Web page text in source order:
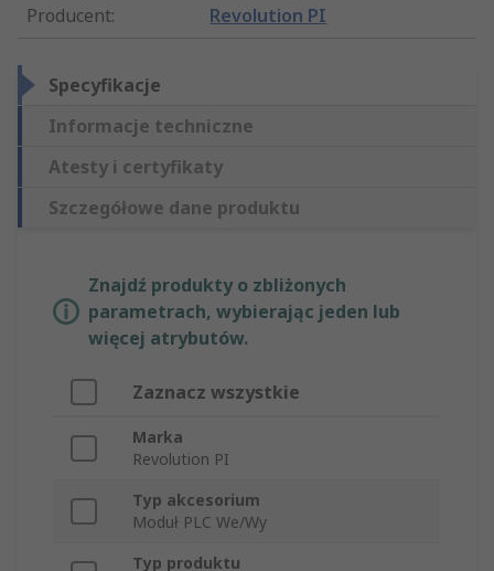
Producent: Revolution PI
Specyfikacje
Informacje techniczne
Atesty i certyfikaty
Szczegółowe dane produktu
Znajdź produkty o zbliżonych
parametrach, wybierając jeden lub
więcej atrybutów.
Zaznacz wszystkie
Marka
Revolution PI
Typ akcesorium
Moduł PLC We/Wy
Typ produktu